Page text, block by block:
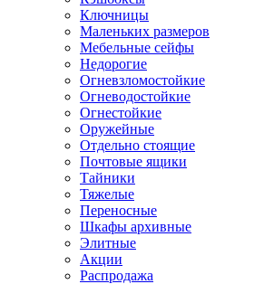
Ключницы
Маленьких размеров
Мебельные сейфы
Недорогие
Огневзломостойкие
Огневодостойкие
Огнестойкие
Оружейные
Отдельно стоящие
Почтовые ящики
Тайники
Тяжелые
Переносные
Шкафы архивные
Элитные
Акции
Распродажа